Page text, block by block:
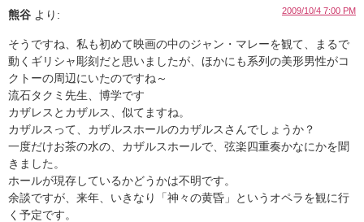
熊谷 より: 2009/10/4 7:00 PM
そうですね、私も初めて映画の中のジャン・マレーを観て、まるで
動くギリシャ彫刻だと思いましたが、ほかにも系列の美形男性がコ
クトーの周辺にいたのですね～
流石タクミ先生、博学です
カザレスとカザルス、似てますね。
カザルスって、カザルスホールのカザルスさんでしょうか？
一度だけお茶の水の、カザルスホールで、弦楽四重奏かなにかを聞
きました。
ホールが現存しているかどうかは不明です。
余談ですが、来年、いきなり「神々の黄昏」というオペラを観に行
く予定です。